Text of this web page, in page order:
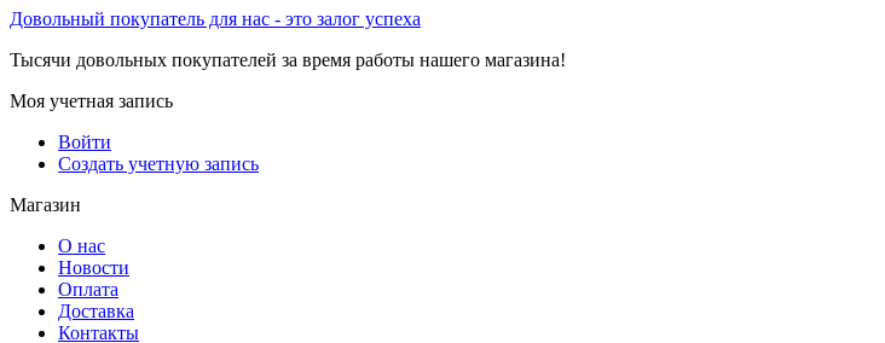
Довольный покупатель для нас - это залог успеха
Тысячи довольных покупателей за время работы нашего магазина!
Моя учетная запись
Войти
Создать учетную запись
Магазин
О нас
Новости
Оплата
Доставка
Контакты